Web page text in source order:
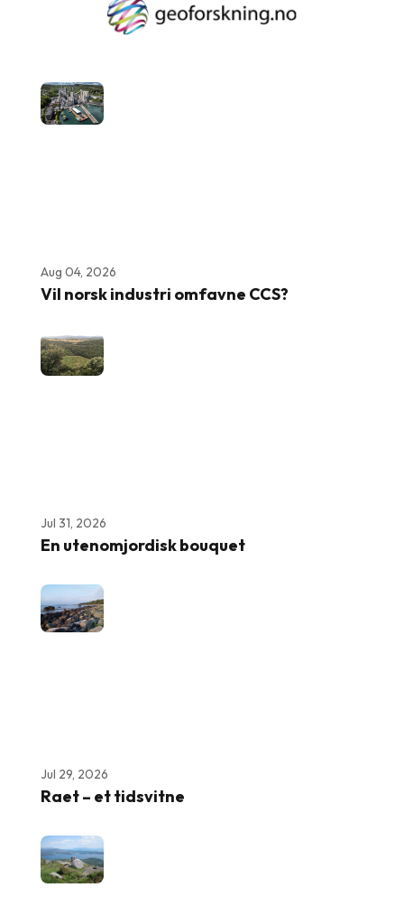
Aug 04, 2026
Vil norsk industri omfavne CCS?
Jul 31, 2026
En utenomjordisk bouquet
Jul 29, 2026
Raet – et tidsvitne